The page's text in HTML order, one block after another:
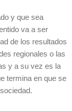
y que sea
va a ser
de los resultados
regionales o las
y a su vez es la
termina en que se